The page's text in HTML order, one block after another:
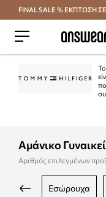
FINAL SALE % ΕΚΠΤΩΣΗ
Αμάνικο
Αριθμός επιλεγμένων
εσώρουχα